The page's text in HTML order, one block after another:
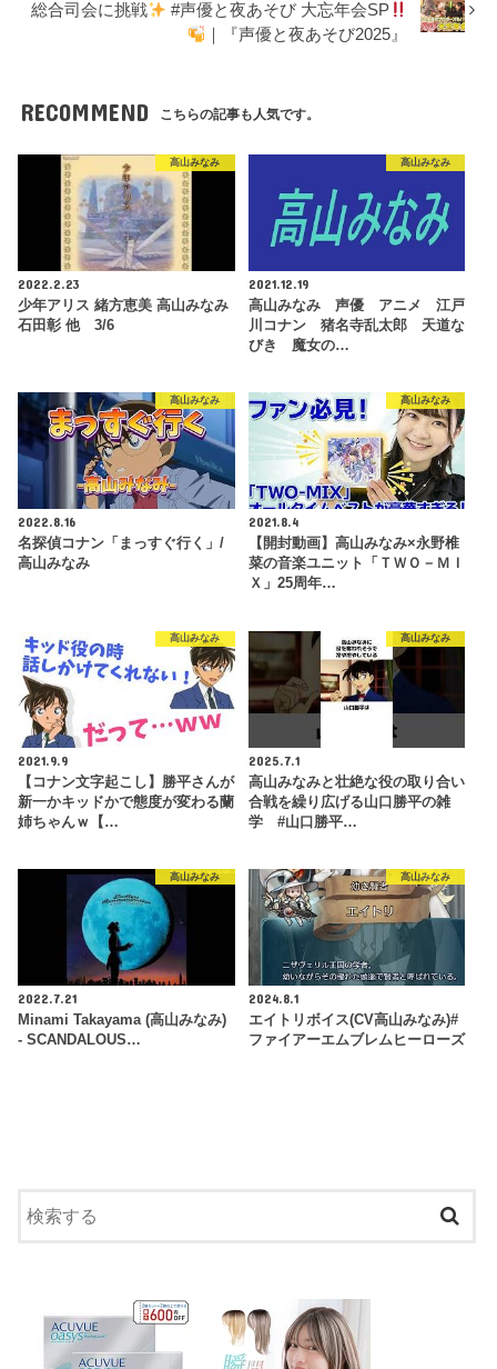
総合司会に挑戦
#声優と夜あそび 大忘年会SP
｜『声優と夜あそび2025』
RECOMMEND こちらの記事も人気です。
高山みなみ
2022.2.23
少年アリス 緒方恵美 高山みなみ
石田彰 他 3/6
高山みなみ
2021.12.19
高山みなみ 声優 アニメ 江戸
川コナン 猪名寺乱太郎 天道な
びき 魔女の…
高山みなみ
2022.8.16
名探偵コナン「まっすぐ行く」/
高山みなみ
高山みなみ
2021.8.4
【開封動画】高山みなみ×永野椎
菜の音楽ユニット「ＴＷＯ－ＭＩ
Ｘ」25周年…
高山みなみ
2021.9.9
【コナン文字起こし】勝平さんが
新一かキッドかで態度が変わる蘭
姉ちゃんｗ【…
高山みなみ
2025.7.1
高山みなみと壮絶な役の取り合い
合戦を繰り広げる山口勝平の雑
学 #山口勝平…
高山みなみ
2022.7.21
Minami Takayama (高山みなみ)
- SCANDALOUS…
高山みなみ
2024.8.1
エイトリボイス(CV高山みなみ)#
ファイアーエムブレムヒーローズ